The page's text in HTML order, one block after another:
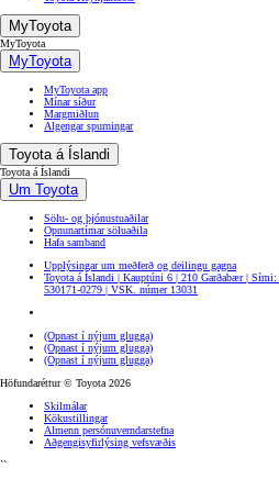
MyToyota
MyToyota
MyToyota
MyToyota app
Mínar síður
Margmiðlun
Algengar spurningar
Toyota á Íslandi
Toyota á Íslandi
Um Toyota
Sölu- og þjónustuaðilar
Opnunartímar söluaðila
Hafa samband
Upplýsingar um meðferð og deilingu gagna
Toyota á Íslandi | Kauptúni 6 | 210 Garðabær |
530171-0279 | VSK. númer 13031
(Opnast í nýjum glugga)
(Opnast í nýjum glugga)
(Opnast í nýjum glugga)
Höfundaréttur © Toyota 2026
Skilmálar
Kökustillingar
Almenn persónuverndarstefna
Aðgengisyfirlýsing vefsvæðis
``